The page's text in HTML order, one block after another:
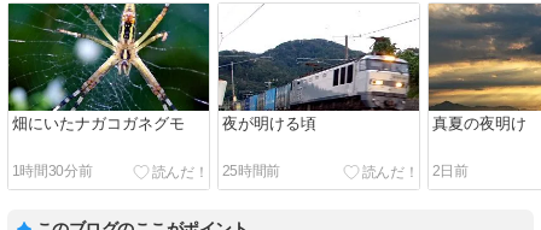
畑にいたナガコガネグモ
1時間30分前
夜が明ける頃
25時間前
真夏の夜明け
2日前